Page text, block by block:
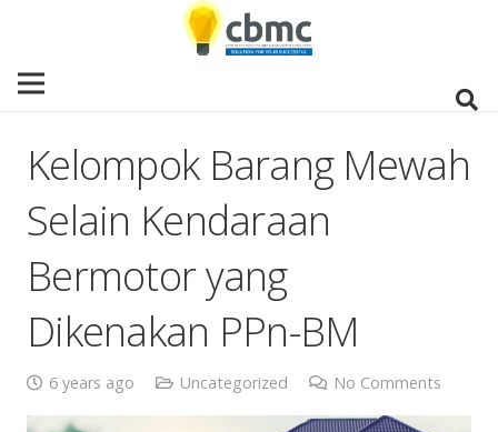
Kelompok Barang Mewah
Selain Kendaraan
Bermotor yang
Dikenakan PPn-BM
6 years ago Uncategorized No Comments